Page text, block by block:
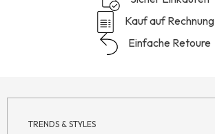
Kauf auf Rechnung
Einfache Retoure
TRENDS & STYLES